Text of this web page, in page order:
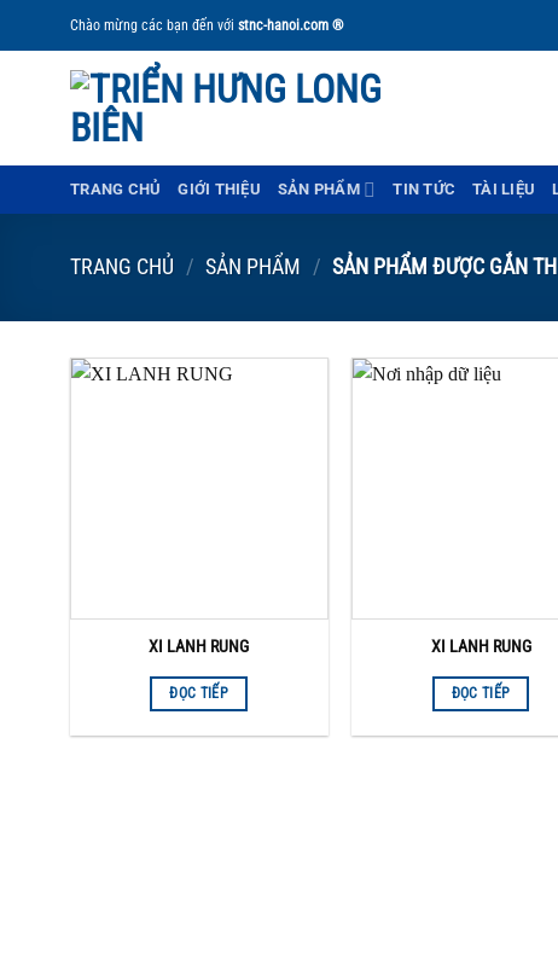
Chào mừng các bạn đến với stnc-hanoi.com ®
TRANG CHỦ GIỚI THIỆU SẢN PHẨM TIN TỨC TÀI LIỆU
TRANG CHỦ / SẢN PHẨM / SẢN PHẨM ĐƯỢC GẮN
XI LANH RUNG
ĐỌC TIẾP
XI LANH RUNG
ĐỌC TIẾP